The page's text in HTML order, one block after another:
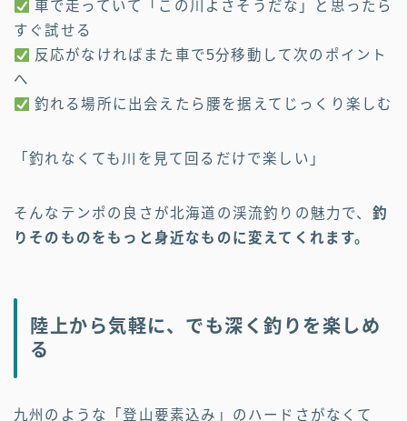
車で走っていて「この川よさそうだな」と思ったら
すぐ試せる
反応がなければまた車で5分移動して次のポイント
へ
釣れる場所に出会えたら腰を据えてじっくり楽しむ
「釣れなくても川を見て回るだけで楽しい」
そんなテンポの良さが北海道の渓流釣りの魅力で、 釣
りそのものをもっと身近なものに変えてくれます。
陸上から気軽に、でも深く釣りを楽しめ
る
九州のような「登山要素込み」のハードさがなくて